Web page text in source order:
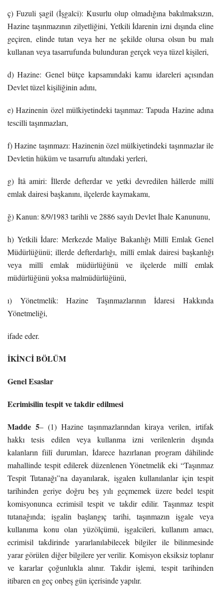
ç) Fuzuli şagil (İşgalci): Kusurlu olup olmadığına bakılmaksızın,
Hazine taşınmazının zilyetliğini, Yetkili İdarenin izni dışında eline
geçiren, elinde tutan veya her ne şekilde olursa olsun bu malı
kullanan veya tasarrufunda bulunduran gerçek veya tüzel kişileri,
d) Hazine: Genel bütçe kapsamındaki kamu idareleri açısından
Devlet tüzel kişiliğinin adını,
e) Hazinenin özel mülkiyetindeki taşınmaz: Tapuda Hazine adına
tescilli taşınmazları,
f) Hazine taşınmazı: Hazinenin özel mülkiyetindeki taşınmazlar ile
Devletin hüküm ve tasarrufu altındaki yerleri,
g) İtâ amiri: İllerde defterdar ve yetki devredilen hâllerde millî
emlak dairesi başkanını, ilçelerde kaymakamı,
ğ) Kanun: 8/9/1983 tarihli ve 2886 sayılı Devlet İhale Kanununu,
h) Yetkili İdare: Merkezde Maliye Bakanlığı Millî Emlak Genel
Müdürlüğünü; illerde defterdarlığı, millî emlak dairesi başkanlığı
veya millî emlak müdürlüğünü ve ilçelerde millî emlak
müdürlüğünü yoksa malmüdürlüğünü,
ı) Yönetmelik: Hazine Taşınmazlarının İdaresi Hakkında
Yönetmeliği,
ifade eder.
İKİNCİ BÖLÜM
Genel Esaslar
Ecrimisilin tespit ve takdir edilmesi
Madde 5– (1) Hazine taşınmazlarından kiraya verilen, irtifak
hakkı tesis edilen veya kullanma izni verilenlerin dışında
kalanların fiilî durumları, İdarece hazırlanan program dâhilinde
mahallinde tespit edilerek düzenlenen Yönetmelik eki “Taşınmaz
Tespit Tutanağı”na dayanılarak, işgalen kullanılanlar için tespit
tarihinden geriye doğru beş yılı geçmemek üzere bedel tespit
komisyonunca ecrimisil tespit ve takdir edilir. Taşınmaz tespit
tutanağında; işgalin başlangıç tarihi, taşınmazın işgale veya
kullanıma konu olan yüzölçümü, işgalcileri, kullanım amacı,
ecrimisil takdirinde yararlanılabilecek bilgiler ile bilinmesinde
yarar görülen diğer bilgilere yer verilir. Komisyon eksiksiz toplanır
ve kararlar çoğunlukla alınır. Takdir işlemi, tespit tarihinden
itibaren en geç onbeş gün içerisinde yapılır.